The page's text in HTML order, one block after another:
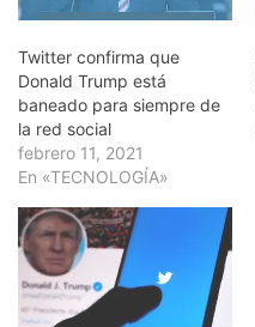
Twitter confirma que
Donald Trump está
baneado para siempre de
la red social
febrero 11, 2021
En «TECNOLOGÍA»